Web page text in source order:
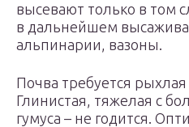
высевают только в том
в дальнейшем
альпинарии, вазоны.
Почва требуется
Глинистая, тяжелая с
гумуса – не годится.